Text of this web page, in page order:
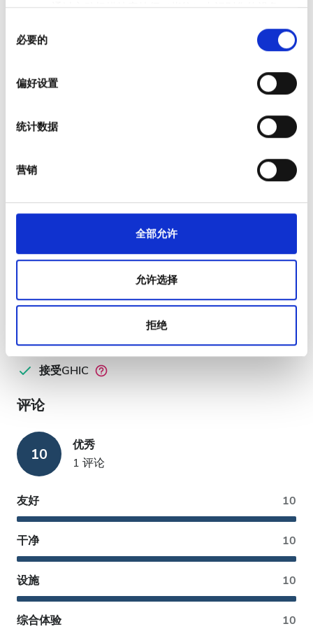
通过主动扫描特定特征（指纹）来识别您的设备
查找有关您的个人数据如何处理的更多信息，
并设置您的首选项。您可随时从Cookie声明中更改或撤回
我们使用 Cookie 来制作贴合用户需求的内容与广告、提供
体、广告和分析合作伙伴分享您对我们网站的使用情况，
必要的
偏好设置
统计数据
营销
全部允许
允许选择
拒绝
Chief Nurse
电汇
接受EHIC
接受GHIC
评论
10
优秀
1 评论
友好 10
干净 10
设施 10
综合体验 10